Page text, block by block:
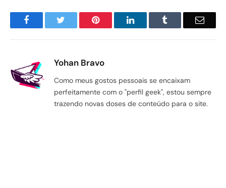
Facebook Pinterest LinkedIn Email
Yohan Bravo
Como meus gostos pessoais se encaixam
perfeitamente com o "perfil geek", estou sempre
trazendo novas doses de conteúdo para o site.